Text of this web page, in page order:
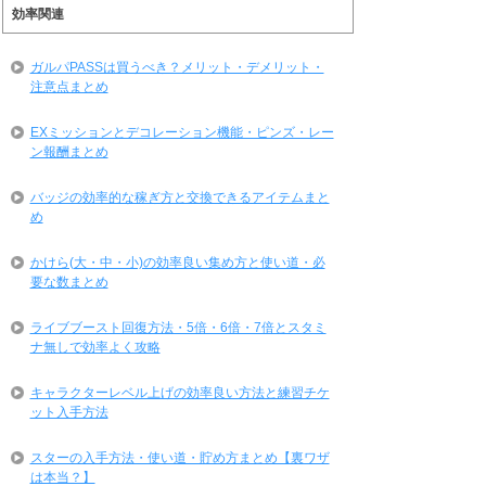
効率関連
ガルパPASSは買うべき？メリット・デメリット・
注意点まとめ
EXミッションとデコレーション機能・ピンズ・レー
ン報酬まとめ
バッジの効率的な稼ぎ方と交換できるアイテムまと
め
かけら(大・中・小)の効率良い集め方と使い道・必
要な数まとめ
ライブブースト回復方法・5倍・6倍・7倍とスタミ
ナ無しで効率よく攻略
キャラクターレベル上げの効率良い方法と練習チケ
ット入手方法
スターの入手方法・使い道・貯め方まとめ【裏ワザ
は本当？】